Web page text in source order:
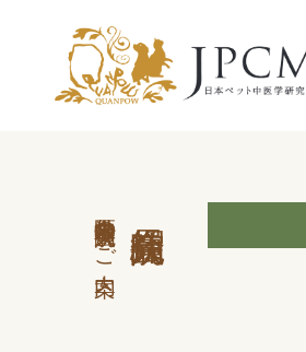
中医学外来 会員病院のご案内